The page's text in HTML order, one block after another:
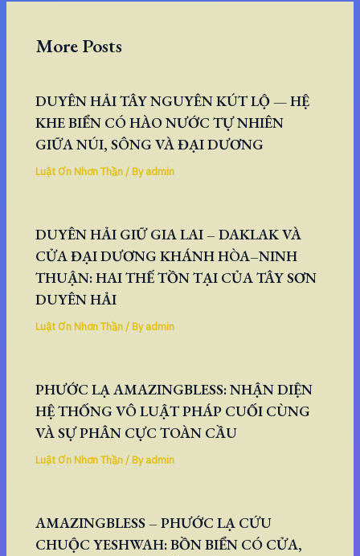
More Posts
DUYÊN HẢI TÂY NGUYÊN KÚT LỘ — HỆ
KHE BIỂN CÓ HÀO NƯỚC TỰ NHIÊN
GIỮA NÚI, SÔNG VÀ ĐẠI DƯƠNG
Luật Ơn Nhơn Thần/ Byadmin
DUYÊN HẢI GIỮ GIA LAI – DAKLAK VÀ
CỬA ĐẠI DƯƠNG KHÁNH HÒA–NINH
THUẬN: HAI THẾ TỒN TẠI CỦA TÂY SƠN
DUYÊN HẢI
Luật Ơn Nhơn Thần/ Byadmin
PHƯỚC LẠ AMAZINGBLESS: NHẬN DIỆN
HỆ THỐNG VÔ LUẬT PHÁP CUỐI CÙNG
VÀ SỰ PHÂN CỰC TOÀN CẦU
Luật Ơn Nhơn Thần/ Byadmin
AMAZINGBLESS – PHƯỚC LẠ CỨU
CHUỘC YESHWAH: BỒN BIỂN CÓ CỬA,